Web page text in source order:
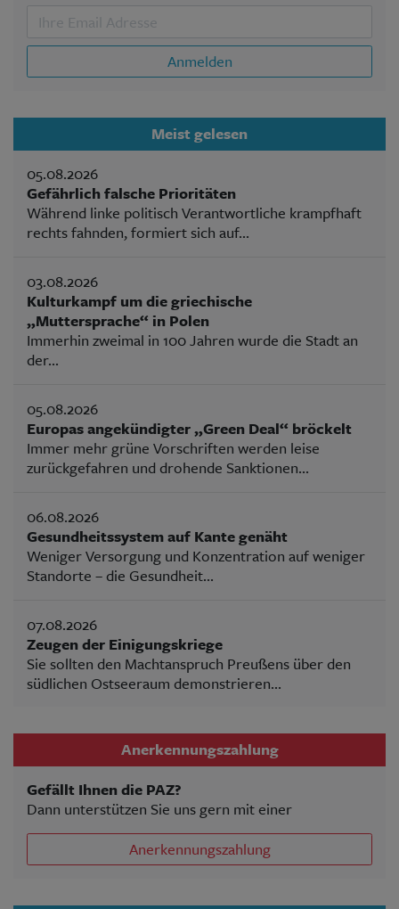
Anmelden
Meist gelesen
05.08.2026
Gefährlich falsche Prioritäten
Während linke politisch Verantwortliche krampfhaft
rechts fahnden, formiert sich auf...
03.08.2026
Kulturkampf um die griechische
„Muttersprache“ in Polen
Immerhin zweimal in 100 Jahren wurde die Stadt an
der...
05.08.2026
Europas angekündigter „Green Deal“ bröckelt
Immer mehr grüne Vorschriften werden leise
zurückgefahren und drohende Sanktionen...
06.08.2026
Gesundheitssystem auf Kante genäht
Weniger Versorgung und Konzentration auf weniger
Standorte – die Gesundheit...
07.08.2026
Zeugen der Einigungskriege
Sie sollten den Machtanspruch Preußens über den
südlichen Ostseeraum demonstrieren...
Anerkennungszahlung
Gefällt Ihnen die PAZ?
Dann unterstützen Sie uns gern mit einer
Anerkennungszahlung